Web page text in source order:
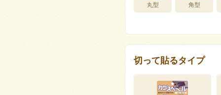
丸型 角型
切って貼るタイプ